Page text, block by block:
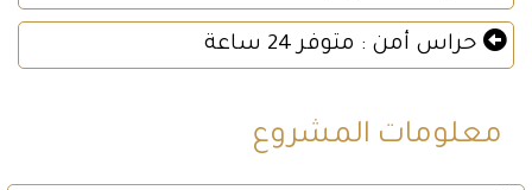
حراس أمن : متوفر 24 ساعة
معلومات المشروع